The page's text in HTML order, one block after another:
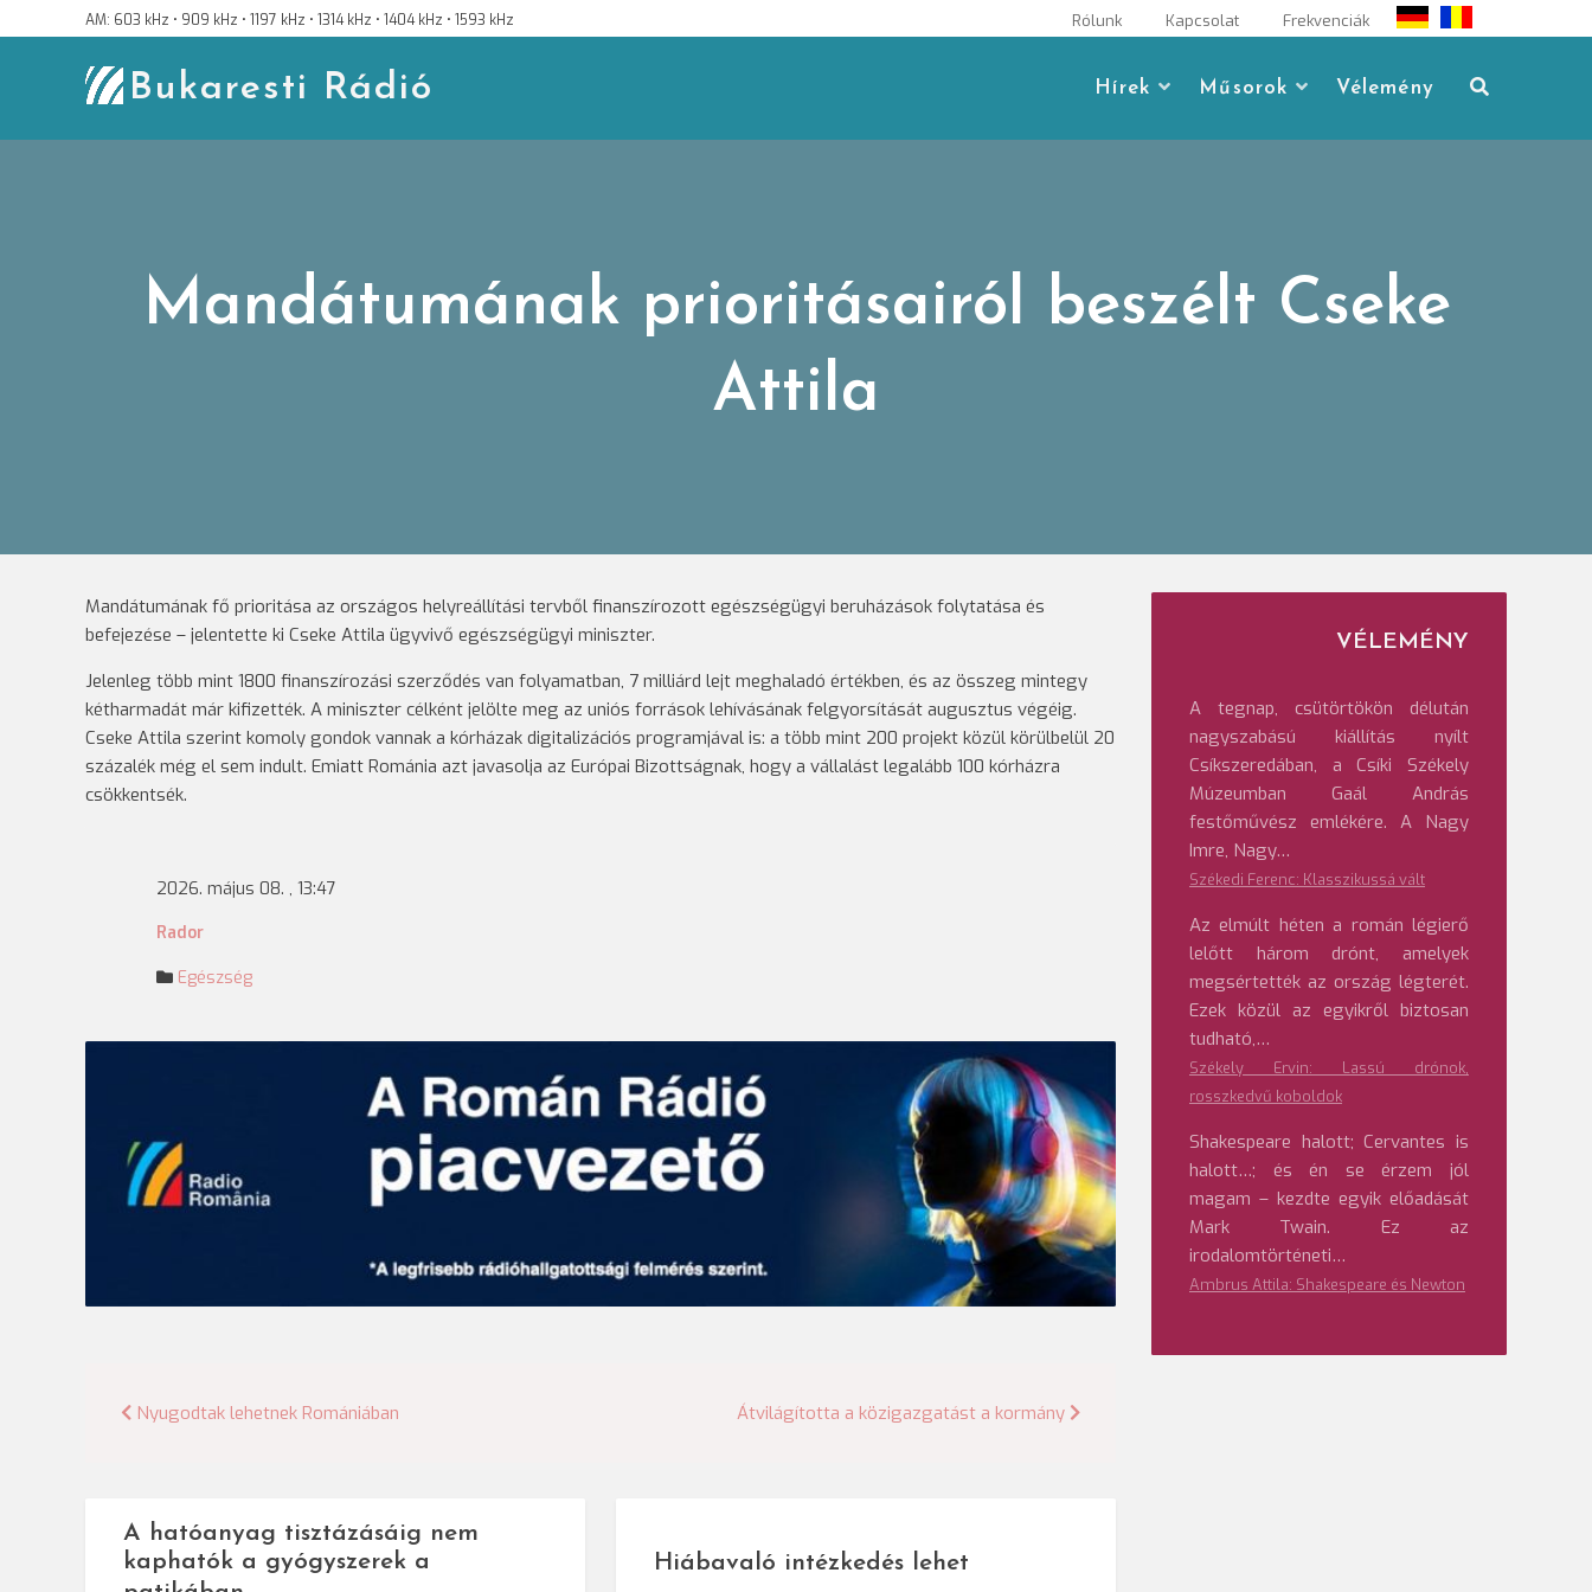
to
AM: 603 kHz • 909 kHz • 1197 kHz • 1314 kHz • 1404 kHz • 1593 kHz Rólunk Kapcsolat Frekvenciák
Bukaresti Rádió Hírek Műsorok Vélemény
Mandátumának prioritásairól beszélt Cseke
Attila
Mandátumának fő prioritása az országos helyreállítási tervből finanszírozott egészségügyi beruházások folytatása és
befejezése – jelentette ki Cseke Attila ügyvivő egészségügyi miniszter.
Jelenleg több mint 1800 finanszírozási szerződés van folyamatban, 7 milliárd lejt meghaladó értékben, és az összeg mintegy
kétharmadát már kifizették. A miniszter célként jelölte meg az uniós források lehívásának felgyorsítását augusztus végéig.
Cseke Attila szerint komoly gondok vannak a kórházak digitalizációs programjával is: a több mint 200 projekt közül körülbelül 20
százalék még el sem indult. Emiatt Románia azt javasolja az Európai Bizottságnak, hogy a vállalást legalább 100 kórházra
csökkentsék.
2026. május 08. , 13:47
Rador
Egészség
Bejegyzés
Nyugodtak lehetnek Romániában Átvilágította a közigazgatást a kormány
A hatóanyag tisztázásáig nem
kaphatók a gyógyszerek a
Hiábavaló intézkedés lehet
VÉLEMÉNY
A tegnap, csütörtökön délután
nagyszabású kiállítás nyílt
Csíkszeredában, a Csíki Székely
Múzeumban Gaál András
festőművész emlékére. A Nagy
Imre, Nagy…
Székedi Ferenc: Klasszikussá vált
Az elmúlt héten a román légierő
lelőtt három drónt, amelyek
megsértették az ország légterét.
Ezek közül az egyikről biztosan
tudható,…
Székely Ervin: Lassú drónok,
rosszkedvű koboldok
Shakespeare halott; Cervantes is
halott…; és én se érzem jól
magam – kezdte egyik előadását
Mark Twain. Ez az
irodalomtörténeti…
Ambrus Attila: Shakespeare és Newton